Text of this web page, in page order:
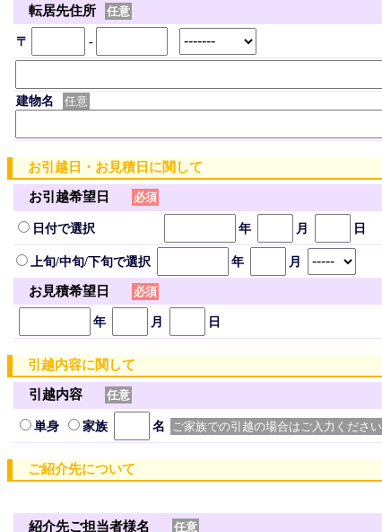
転居先住所 任意
〒 -
建物名 任意
お引越日・お見積日に関して
お引越希望日 必須
日付で選択 年 月 日
上旬/中旬/下旬で選択 年 月
お見積希望日 必須
年 月 日
引越内容に関して
引越内容 任意
単身 家族 名 ご家族での引越の場合はご入力ください
ご紹介先について
紹介先ご担当者様名 任意